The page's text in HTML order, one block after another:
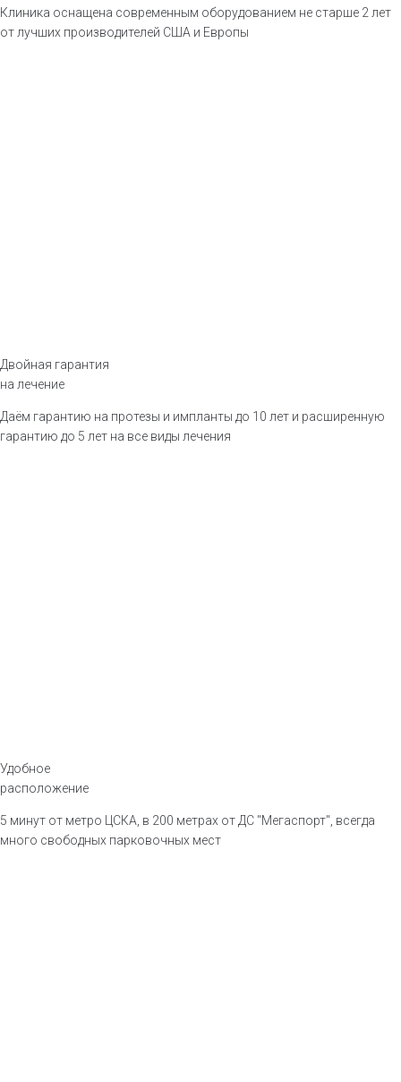
Клиника оснащена современным оборудованием не старше 2 лет
от лучших производителей США и Европы
Двойная гарантия
на лечение
Даём гарантию на протезы и импланты до 10 лет и расширенную
гарантию до 5 лет на все виды лечения
Удобное
расположение
5 минут от метро ЦСКА, в 200 метрах от ДС "Мегаспорт", всегда
много свободных парковочных мест